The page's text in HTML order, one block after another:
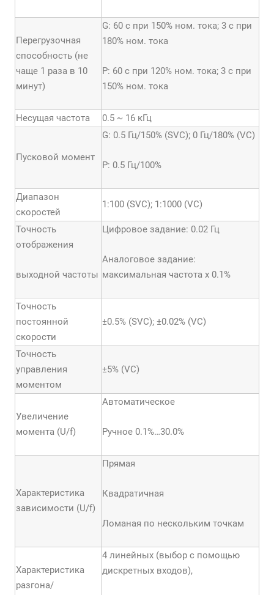
Перегрузочная
способность (не
чаще 1 раза в 10
минут)
G: 60 с при 150% ном. тока; 3 с при
180% ном. тока
P: 60 с при 120% ном. тока; 3 с при
150% ном. тока
Несущая частота 0.5 ~ 16 кГц
Пусковой момент
G: 0.5 Гц/150% (SVC); 0 Гц/180% (VC)
Р: 0.5 Гц/100%
Диапазон
скоростей
1:100 (SVC); 1:1000 (VC)
Точность
отображения
выходной частоты
Цифровое задание: 0.02 Гц
Аналоговое задание:
максимальная частота х 0.1%
Точность
постоянной
скорости
±0.5% (SVC); ±0.02% (VC)
Точность
управления
моментом
±5% (VC)
Увеличение
момента (U/f)
Автоматическое
Ручное 0.1%…30.0%
Характеристика
зависимости (U/f)
Прямая
Квадратичная
Ломаная по нескольким точкам
Характеристика
разгона/
4 линейных (выбор с помощью
дискретных входов),